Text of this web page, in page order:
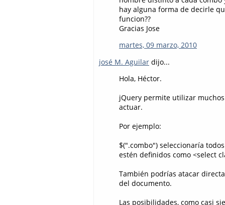
hay alguna forma de decirle
funcion??
Gracias Jose
martes, 09 marzo, 2010
josé M. Aguilar dijo...
Hola, Héctor.
jQuery permite utilizar
actuar.
Por ejemplo:
$(".combo") seleccionaría
estén definidos como <select
También podrías atacar
del documento.
Las posibilidades, como casi